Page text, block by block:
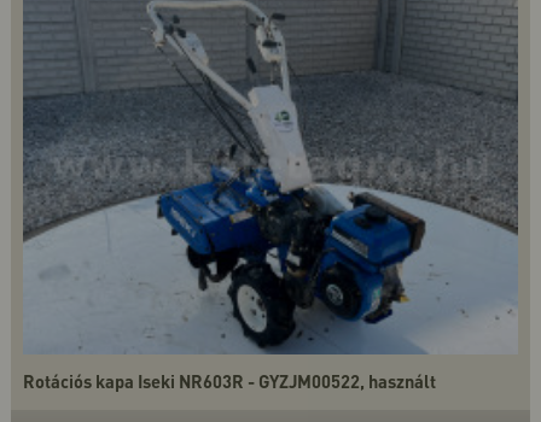
Rotációs kapa Iseki NR603R - GYZJM00522, használt